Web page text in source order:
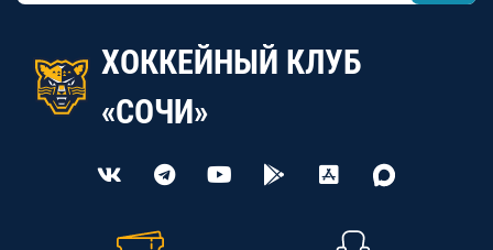
ХОККЕЙНЫЙ КЛУБ
«СОЧИ»